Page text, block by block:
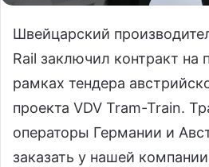
Швейцарский
Rail заключил контракт на
рамках тендера
проекта VDV Tram-Train.
операторы Германии и
заказать у нашей